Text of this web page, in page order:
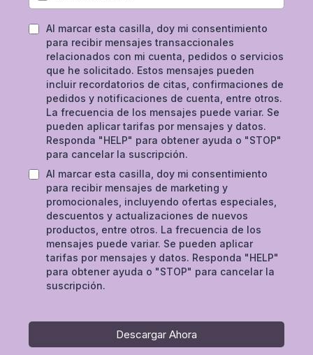
Al marcar esta casilla, doy mi consentimiento
para recibir mensajes transaccionales
relacionados con mi cuenta, pedidos o servicios
que he solicitado. Estos mensajes pueden
incluir recordatorios de citas, confirmaciones de
pedidos y notificaciones de cuenta, entre otros.
La frecuencia de los mensajes puede variar. Se
pueden aplicar tarifas por mensajes y datos.
Responda "HELP" para obtener ayuda o "STOP"
para cancelar la suscripción.
Al marcar esta casilla, doy mi consentimiento
para recibir mensajes de marketing y
promocionales, incluyendo ofertas especiales,
descuentos y actualizaciones de nuevos
productos, entre otros. La frecuencia de los
mensajes puede variar. Se pueden aplicar
tarifas por mensajes y datos. Responda "HELP"
para obtener ayuda o "STOP" para cancelar la
suscripción.
Descargar Ahora